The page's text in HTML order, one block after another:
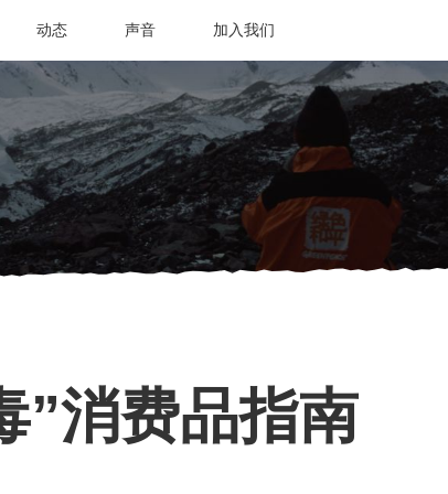
动态 声音 加入我们
”消费品指南